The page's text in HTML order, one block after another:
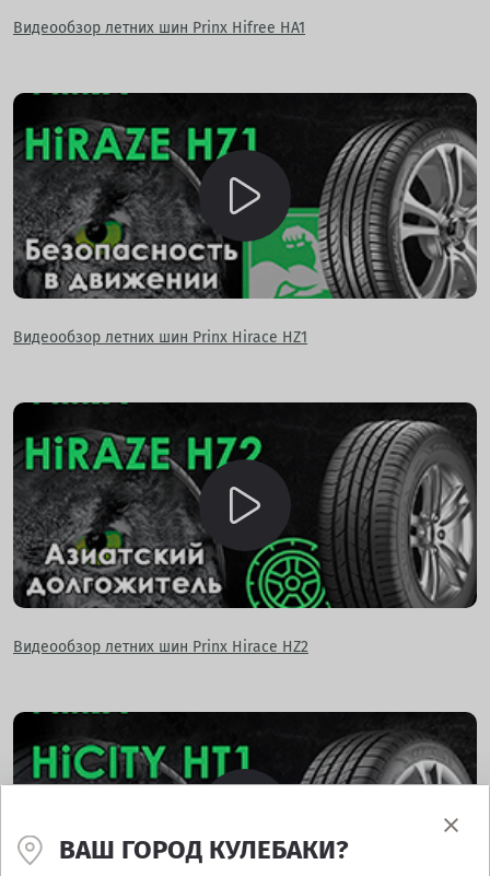
Видеообзор летних шин Prinx Hifree HA1
Видеообзор летних шин Prinx Hirace HZ1
Видеообзор летних шин Prinx Hirace HZ2
ВАШ ГОРОД КУЛЕБАКИ?